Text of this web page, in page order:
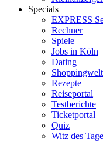
Specials
EXPRESS
Rechner
Spiele
Jobs in Köln
Dating
Shoppingwelt
Rezepte
Reiseportal
Testberichte
Ticketportal
Quiz
Witz des